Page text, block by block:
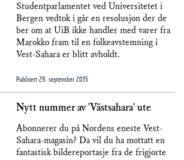
Studentparlamentet ved Universitetet i
Bergen vedtok i går en resolusjon der de
ber om at UiB ikke handler med varer fra
Marokko fram til en folkeavstemning i
Vest-Sahara er blitt avholdt.
Publisert 29. september 2015
Nytt nummer av 'Västsahara' ute
Abonnerer du på Nordens eneste Vest-
Sahara-magasin? Da vil du ha mottatt en
fantastisk bildereportasje fra de frigjorte